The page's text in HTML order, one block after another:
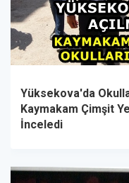
Yüksekova'da
Kaymakam Çimşit
İnceledi